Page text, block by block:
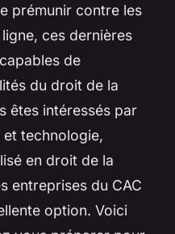
prémunir contre les
ces dernières
de
du droit de la
êtes intéressés par
technologie,
en droit de la
entreprises du CAC
option. Voici